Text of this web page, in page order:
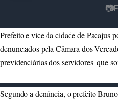
Prefeito e vice da cidade de Pacajus
denunciados pela Câmara dos
previdenciárias dos servidores, que
Segundo a denúncia, o prefeito